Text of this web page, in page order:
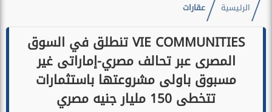
الرئيسية عقارات
VIE COMMUNITIES تنطلق في السوق
المصرى عبر تحالف مصري-إماراتى غير
مسبوق باولى مشروعتها باستثمارات
تتخطى 150 مليار جنيه مصري